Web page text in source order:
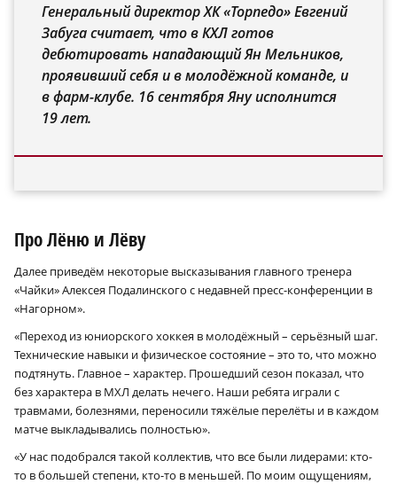
Генеральный директор ХК «Торпедо» Евгений
Забуга считает, что в КХЛ готов
дебютировать нападающий Ян Мельников,
проявивший себя и в молодёжной команде, и
в фарм-клубе. 16 сентября Яну исполнится
19 лет.
Про Лёню и Лёву
Далее приведём некоторые высказывания главного тренера
«Чайки» Алексея Подалинского с недавней пресс-конференции в
«Нагорном».
«Переход из юниорского хоккея в молодёжный – серьёзный шаг.
Технические навыки и физическое состояние – это то, что можно
подтянуть. Главное – характер. Прошедший сезон показал, что
без характера в МХЛ делать нечего. Наши ребята играли с
травмами, болезнями, переносили тяжёлые перелёты и в каждом
матче выкладывались полностью».
«У нас подобрался такой коллектив, что все были лидерами: кто-
то в большей степени, кто-то в меньшей. По моим ощущениям,